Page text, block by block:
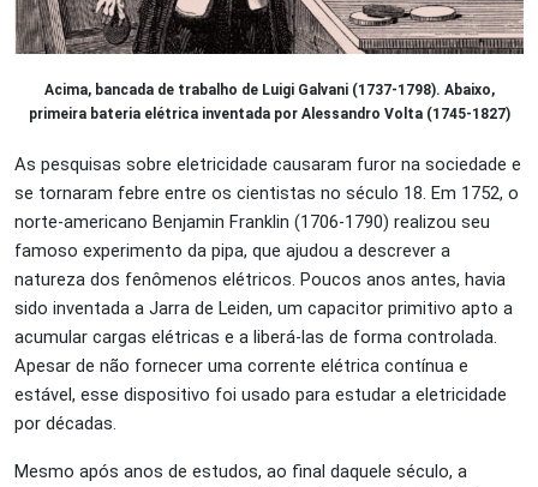
Acima, bancada de trabalho de Luigi Galvani (1737-1798). Abaixo,
primeira bateria elétrica inventada por Alessandro Volta (1745-1827)
As pesquisas sobre eletricidade causaram furor na sociedade e
se tornaram febre entre os cientistas no século 18. Em 1752, o
norte-americano Benjamin Franklin (1706-1790) realizou seu
famoso experimento da pipa, que ajudou a descrever a
natureza dos fenômenos elétricos. Poucos anos antes, havia
sido inventada a Jarra de Leiden, um capacitor primitivo apto a
acumular cargas elétricas e a liberá-las de forma controlada.
Apesar de não fornecer uma corrente elétrica contínua e
estável, esse dispositivo foi usado para estudar a eletricidade
por décadas.
Mesmo após anos de estudos, ao final daquele século, a